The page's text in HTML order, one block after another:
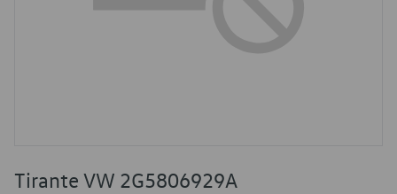
Tirante VW 2G5806929A